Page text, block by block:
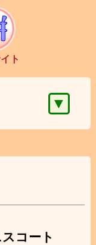
ト
▼
コート